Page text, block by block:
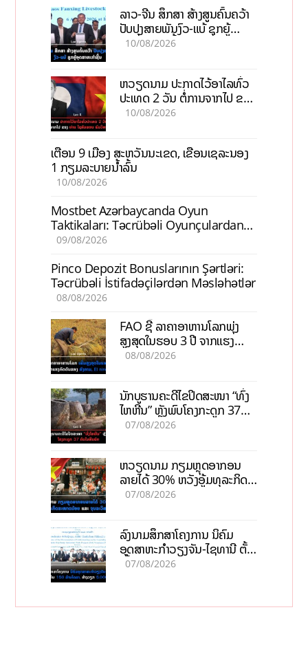
ລາວ-ຈີນ ສຶກສາ ສ້າງສູນຄົ້ນຄວ້າ
ປັບປຸງສາຍພັນງົວ-ແບ້ ຊຸກຍູ້
ອຸດສາຫະກຳຊີ້ນ
10/08/2026
ຫວຽດນາມ ປະກາດໄວ້ອາໄລທົ່ວ
ປະເທດ 2 ວັນ ຕໍ່ການຈາກໄປ ຂອງ
ທ່ານ ໄຊສົມພອນ ພົມວິຫານ
10/08/2026
ເຕືອນ 9 ເມືອງ ສະຫວັນນະເຂດ, ເຂື່ອນເຊລະນອງ
1 ກຽມລະບາຍນ້ຳລົ້ນ
10/08/2026
Mostbet Azərbaycanda Oyun
Taktikaları: Təcrübəli Oyunçulardan
İpuçları
09/08/2026
Pinco Depozit Bonuslarının Şərtləri:
Təcrübəli İstifadəçilərdən Məsləhətlər
08/08/2026
FAO ຊີ້ ລາຄາອາຫານໂລກພຸ່ງ
ສູງສຸດໃນຮອບ 3 ປີ ຈາກແຮງ
ກົດດັນຂອງສົງຄາມ, El nino
08/08/2026
ນັກບູຮານຄະດີໄຂປິດສະໜາ “ທົ່ງ
ໄຫຫີນ” ຫຼັງພົບໂຄງກະດູກ 37
ຄົນໃນຫີນຍັກ
07/08/2026
ຫວຽດນາມ ກຽມຫຼຸດອາກອນ
ລາຍໄດ້ 30% ຫວັງອູ້ມທຸລະກິດ
ຂະໜາດນ້ອຍ ແລະ ຈຸນລະ
07/08/2026
ລົງນາມສຶກສາໂຄງການ ນິຄົມ
ອຸດສາຫະກຳວຽງຈັນ-ໄຊທານີ ຕັ້ງ
ເປົ້າດຶງທຶນ 150 ລ້ານໂດລາ, ສ້າງ
07/08/2026